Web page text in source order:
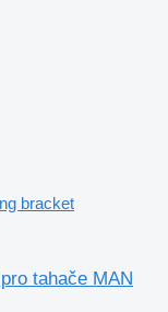
bracket
tahače MAN